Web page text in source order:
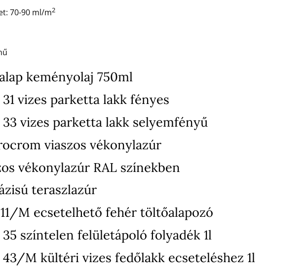
70-90 ml/m2
keményolaj 750ml
vizes parketta lakk fényes
vizes parketta lakk selyemfényű
viaszos vékonylazúr
vékonylazúr RAL színekben
teraszlazúr
M ecsetelhető fehér töltőalapozó
színtelen felületápoló folyadék 1l
43/M kültéri vizes fedőlakk ecseteléshez 1l